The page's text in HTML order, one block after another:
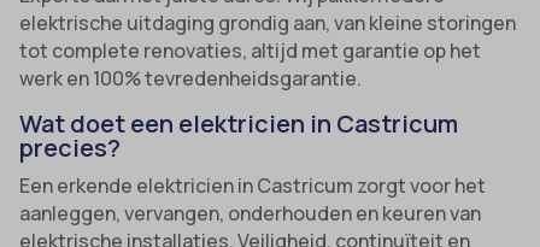
elektrische uitdaging grondig aan, van kleine storingen
tot complete renovaties, altijd met garantie op het
werk en 100% tevredenheidsgarantie.
Wat doet een elektricien in Castricum
precies?
Een erkende elektricien in Castricum zorgt voor het
aanleggen, vervangen, onderhouden en keuren van
elektrische installaties. Veiligheid, continuïteit en